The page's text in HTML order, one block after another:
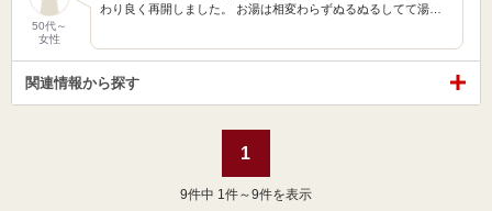
50代～
女性
わり良く再開しました。 お湯は相変わらずぬるぬるしてて湯…
関連情報から探す
1
9件中 1件～9件を表示